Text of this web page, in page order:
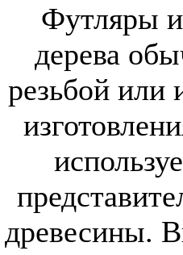
Футляры
дерева
резьбой или
древесины.